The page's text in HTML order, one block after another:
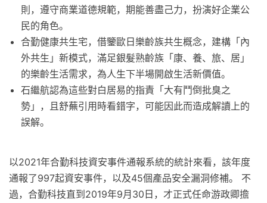
則，遵守商業道德規範，期能善盡己力，扮演好企業公
民的角色。
合勤健康共生宅，借鑒歐日樂齡族共生概念，建構「內
外共生」新模式，滿足銀髮熟齡族「康、養、旅、居」
的樂齡生活需求，為人生下半場開啟生活新價值。
石繼航認為這些對白居易的指責「大有鬥倒批臭之
勢」，且舒蕪引用時看錯字，可能因此而造成解讀上的
誤解。
以2021年合勤科技資安事件通報系統的統計來看，該年度
通報了997起資安事件，以及45個產品安全漏洞修補。 不
過，合勤科技直到2019年9月30日，才正式任命游政卿擔